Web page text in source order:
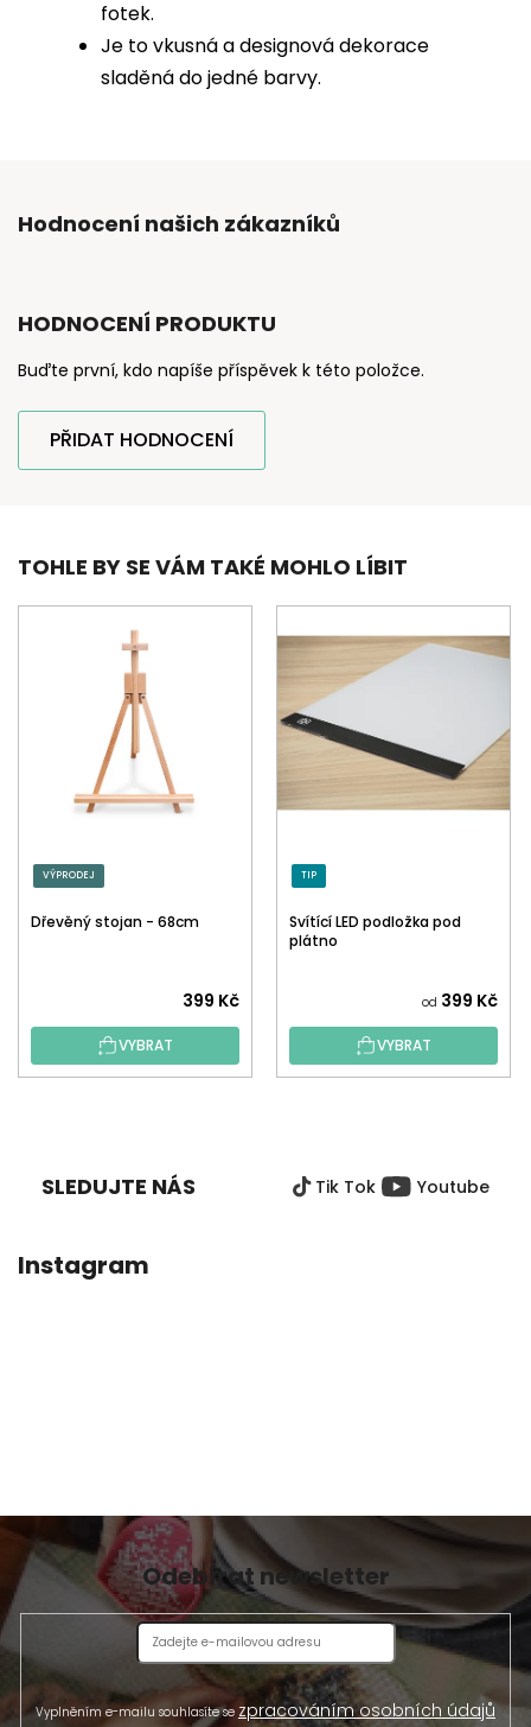
fotek.
Je to vkusná a designová dekorace
sladěná do jedné barvy.
Hodnocení našich zákazníků
HODNOCENÍ PRODUKTU
Buďte první, kdo napíše příspěvek k této položce.
PŘIDAT HODNOCENÍ
TOHLE BY SE VÁM TAKÉ MOHLO LÍBIT
VÝPRODEJ
Dřevěný stojan - 68cm
399 Kč
VYBRAT
TIP
Svítící LED podložka pod
plátno
od 399 Kč
VYBRAT
SLEDUJTE NÁS Tik Tok Youtube
Instagram
Odebírat newsletter
Vyplněním e-mailu souhlasíte se zpracováním osobních údajů